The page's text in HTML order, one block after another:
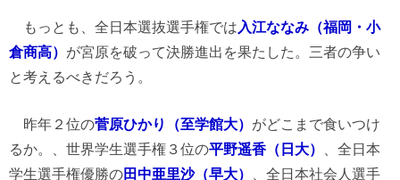
もっとも、全日本選抜選手権では 入江ななみ（福岡・小
倉商高） が宮原を破って決勝進出を果たした。三者の争い
と考えるべきだろう。
昨年２位の菅原ひかり（至学館大） がどこまで食いつけ
るか。、世界学生選手権３位の平野遥香（日大）
、全日本
学生選手権優勝の田中亜里沙（早大）
、全日本社会人選手